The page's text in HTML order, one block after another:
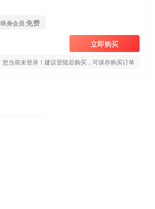
终身会员 免费
立即购买
您当前未登录！建议登陆后购买，可保存购买订单